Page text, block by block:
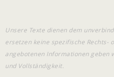
Unsere Texte dienen dem
ersetzen keine spezifische Rechts-
angebotenen Informationen geben
und Vollständigkeit.